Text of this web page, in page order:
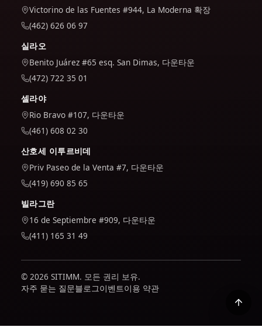
Victorino de las Fuentes #944, La Moderna 확장
(462) 626 06 97
실라오
Benito Juárez #65 esq. San Dimas, 다운타운
(472) 722 35 01
셀라야
Rio Bravo #107, 다운타운
(461) 608 02 30
산호세 이투르비데
Priv Paseo de la Venta #7, 다운타운
(419) 690 85 65
빌라그란
16 de Septiembre #909, 다운타운
(411) 165 31 49
© 2026 SITIMM. 모든 권리 보유.
자주 묻는 질문블로그이벤트이용 약관